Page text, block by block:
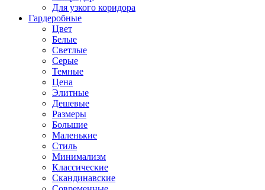
Для узкого коридора
Гардеробные
Цвет
Белые
Светлые
Серые
Темные
Цена
Элитные
Дешевые
Размеры
Большие
Маленькие
Стиль
Минимализм
Классические
Скандинавские